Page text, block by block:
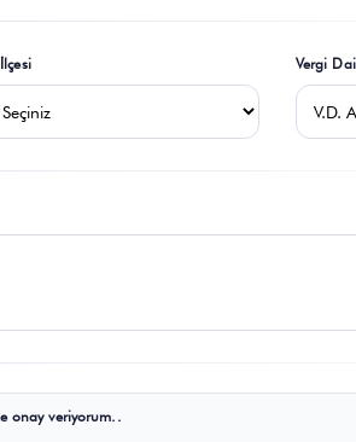
Vergi
onay veriyorum..